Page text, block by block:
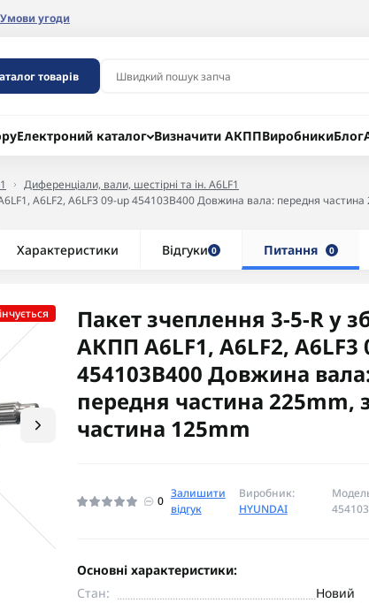
Умови угоди
товарів
Електроний каталог Визначити АКППВиробникиБлог
Диференціали, вали, шестірні та ін. A6LF1
A6LF2, A6LF3 09-up 454103B400 Довжина вала: передня
Характеристики Відгуки 0 Питання 0
Пакет зчеплення 3-5-R у
АКПП A6LF1, A6LF2, A6LF3
454103B400 Довжина
передня частина 225mm,
частина 125mm
0
Залишити
відгук
Виробник:
HYUNDAI
Основні характеристики:
Стан:
Новий